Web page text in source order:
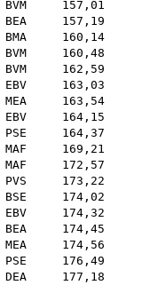
BVM 157,01
BEA 157,19
BMA 160,14
BVM 160,48
BVM 162,59
EBV 163,03
MEA 163,54
EBV 164,15
PSE 164,37
MAF 169,21
MAF 172,57
PVS 173,22
BSE 174,02
EBV 174,32
BEA 174,45
MEA 174,56
PSE 176,49
DEA 177,18